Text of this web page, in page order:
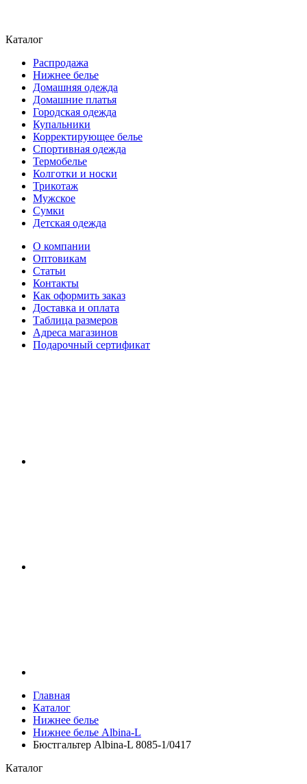
Каталог
Распродажа
Нижнее белье
Домашняя одежда
Домашние платья
Городская одежда
Купальники
Корректирующее белье
Спортивная одежда
Термобелье
Колготки и носки
Трикотаж
Мужское
Сумки
Детская одежда
О компании
Оптовикам
Статьи
Контакты
Как оформить заказ
Доставка и оплата
Таблица размеров
Адреса магазинов
Подарочный сертификат
Главная
Каталог
Нижнее белье
Нижнее белье Albina-L
Бюстгальтер Albina-L 8085-1/0417
Каталог